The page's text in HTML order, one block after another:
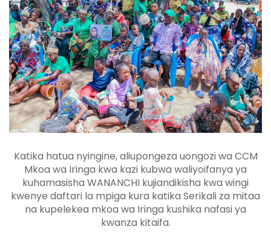
Katika hatua nyingine, aliupongeza uongozi wa CCM
Mkoa wa Iringa kwa kazi kubwa waliyoifanya ya
kuhamasisha WANANCHI kujiandikisha kwa wingi
kwenye daftari la mpiga kura katika Serikali za mitaa
na kupelekea mkoa wa Iringa kushika nafasi ya
kwanza kitaifa.